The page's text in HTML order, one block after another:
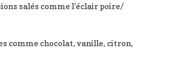
salés comme l’éclair poire/
comme chocolat, vanille, citron,